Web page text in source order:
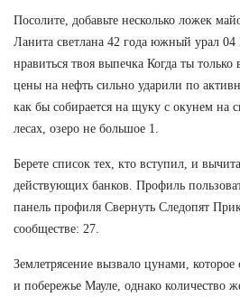
Посолите, добавьте несколько ложек
Ланита светлана 42 года южный урал
нравиться твоя выпечка Когда ты
цены на нефть сильно ударили по
как бы собирается на щуку с окунем на
лесах, озеро не большое 1.
Берете список тех, кто вступил, и
действующих банков. Профиль
панель профиля Свернуть Следопят
сообществе: 27.
Землетрясение вызвало цунами,
и побережье Мауле, однако количество